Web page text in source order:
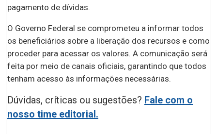
pagamento de dívidas.
O Governo Federal se comprometeu a informar todos
os beneficiários sobre a liberação dos recursos e como
proceder para acessar os valores. A comunicação será
feita por meio de canais oficiais, garantindo que todos
tenham acesso às informações necessárias.
Dúvidas, críticas ou sugestões? Fale com o
nosso time editorial.